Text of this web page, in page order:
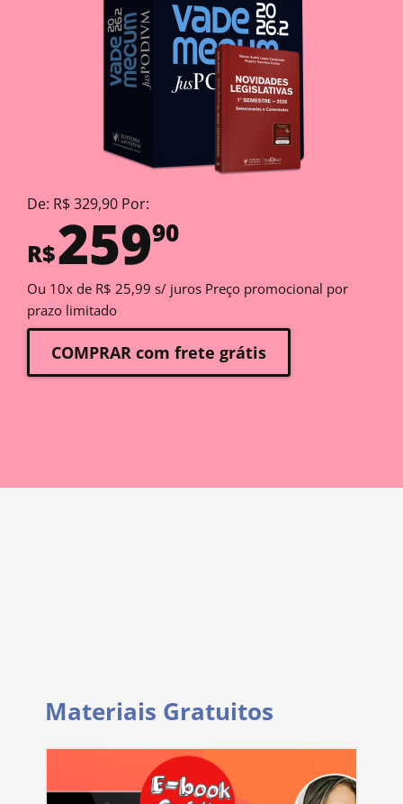
De: R$ 329,90 Por:
R$25990
Ou 10x de R$ 25,99 s/ juros Preço promocional por
prazo limitado
COMPRAR com frete grátis
Materiais Gratuitos